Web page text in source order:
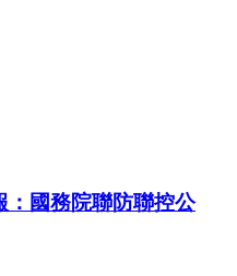
：國務院聯防聯控公